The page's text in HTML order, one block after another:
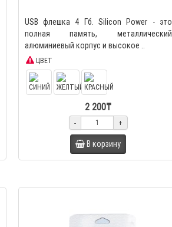
USB флешка 4 Гб. Silicon Power - это
полная память, металлический
алюминиевый корпус и высокое ..
ЦВЕТ
2 200₸
- +
В корзину